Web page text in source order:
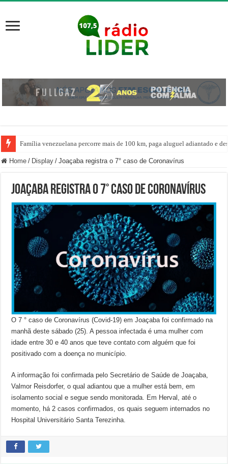
Família venezuelana percorre mais de 100 km, paga aluguel adiantado e
Home / Display / Joaçaba registra o 7° caso de Coronavírus
Joaçaba registra o 7° caso de Coronavírus
O 7 ° caso de Coronavírus (Covid-19) em Joaçaba foi confirmado na
manhã deste sábado (25). A pessoa infectada é uma mulher com
idade entre 30 e 40 anos que teve contato com alguém que foi
positivado com a doença no município.
A informação foi confirmada pelo Secretário de Saúde de Joaçaba,
Valmor Reisdorfer, o qual adiantou que a mulher está bem, em
isolamento social e segue sendo monitorada. Em Herval, até o
momento, há 2 casos confirmados, os quais seguem internados no
Hospital Universitário Santa Terezinha.